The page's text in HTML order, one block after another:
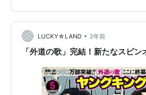
LUCKY☆LAND • 3年前
「外道の歌」完結！新たなスピ